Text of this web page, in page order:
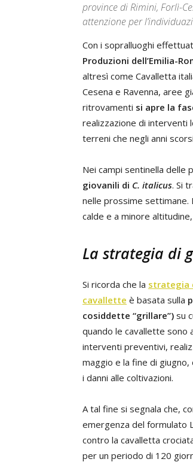
province di Rimini, Forlì-
attenzione per
Con i sopralluoghi
Produzioni dell’Emilia-
altresì come Cavalletta
Cesena e Ravenna, aree
ritrovamenti si apre la
realizzazione di interventi
terreni che negli anni
Nei campi sentinella delle
giovanili di C. italicus. Si
nelle prossime settimane.
calde e a minore
La strategia di
Si ricorda che la strategia
cavallette è basata sulla
cosiddette “grillare”) su
quando le cavallette sono
interventi preventivi,
maggio e la fine di
i danni alle coltivazioni.
A tal fine si segnala che,
emergenza del formulato
contro la cavalletta
per un periodo di 120